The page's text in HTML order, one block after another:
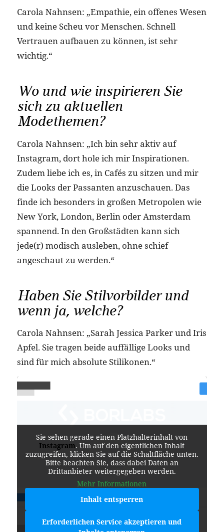
Carola Nahnsen: „Empathie, ein offenes Wesen
und keine Scheu vor Menschen. Schnell
Vertrauen aufbauen zu können, ist sehr
wichtig.“
Wo und wie inspirieren Sie
sich zu aktuellen
Modethemen?
Carola Nahnsen: „Ich bin sehr aktiv auf
Instagram, dort hole ich mir Inspirationen.
Zudem liebe ich es, in Cafés zu sitzen und mir
die Looks der Passanten anzuschauen. Das
finde ich besonders in großen Metropolen wie
New York, London, Berlin oder Amsterdam
spannend. In den Großstädten kann sich
jede(r) modisch ausleben, ohne schief
angeschaut zu werden.“
Haben Sie Stilvorbilder und
wenn ja, welche?
Carola Nahnsen: „Sarah Jessica Parker und Iris
Apfel. Sie tragen beide auffällige Looks und
sind für mich absolute Stilikonen.“
Sie sehen gerade einen Platzhalterinhalt von
Instagram. Um auf den eigentlichen Inhalt
zuzugreifen, klicken Sie auf die Schaltfläche unten.
Bitte beachten Sie, dass dabei Daten an
Drittanbieter weitergegeben werden.
Mehr Informationen
Inhalt entsperren
Erforderlichen Service akzeptieren und